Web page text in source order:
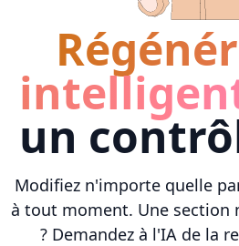
un
Modifiez n'importe quelle
à tout moment. Une section
? Demandez à l'IA de la